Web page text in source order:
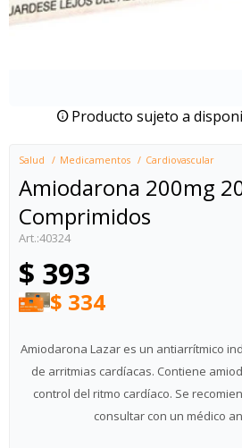
Producto sujeto a
Salud Medicamentos Cardiovascular
Amiodarona 200mg
Comprimidos
40324
$ 393
$ 334
Amiodarona Lazar es un antiarrítmico
de arritmias cardíacas. Contiene
control del ritmo cardíaco. Se
consultar con un médico